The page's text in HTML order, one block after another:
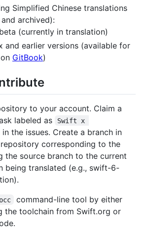
Simplified Chinese translations
archived):
(currently in translation)
and earlier versions (available for
GitBook)
to your account. Claim a
labeled as
Swift x
in the issues. Create a branch in
corresponding to the
the source branch to the current
being translated (e.g., swift-6-
command-line tool by either
the toolchain from Swift.org or